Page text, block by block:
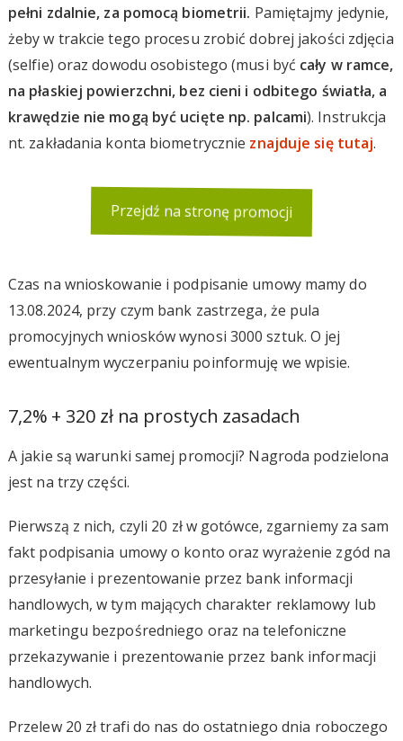
pełni zdalnie, za pomocą biometrii. Pamiętajmy jedynie,
żeby w trakcie tego procesu zrobić dobrej jakości zdjęcia
(selfie) oraz dowodu osobistego (musi być cały w ramce,
na płaskiej powierzchni, bez cieni i odbitego światła, a
krawędzie nie mogą być ucięte np. palcami). Instrukcja
nt. zakładania konta biometrycznie znajduje się tutaj.
Przejdź na stronę promocji
Czas na wnioskowanie i podpisanie umowy mamy do
13.08.2024, przy czym bank zastrzega, że pula
promocyjnych wniosków wynosi 3000 sztuk. O jej
ewentualnym wyczerpaniu poinformuję we wpisie.
7,2% + 320 zł na prostych zasadach
A jakie są warunki samej promocji? Nagroda podzielona
jest na trzy części.
Pierwszą z nich, czyli 20 zł w gotówce, zgarniemy za sam
fakt podpisania umowy o konto oraz wyrażenie zgód na
przesyłanie i prezentowanie przez bank informacji
handlowych, w tym mających charakter reklamowy lub
marketingu bezpośredniego oraz na telefoniczne
przekazywanie i prezentowanie przez bank informacji
handlowych.
Przelew 20 zł trafi do nas do ostatniego dnia roboczego